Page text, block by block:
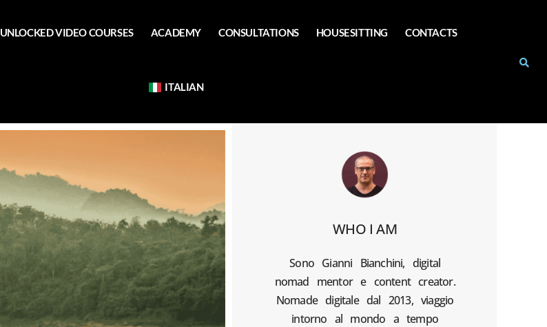
UNLOCKED VIDEO COURSES ACADEMY CONSULTATIONS HOUSESITTING CONTACTS
ITALIAN
WHO I AM
Sono Gianni Bianchini, digital
nomad mentor e content creator.
Nomade digitale dal 2013, viaggio
intorno al mondo a tempo